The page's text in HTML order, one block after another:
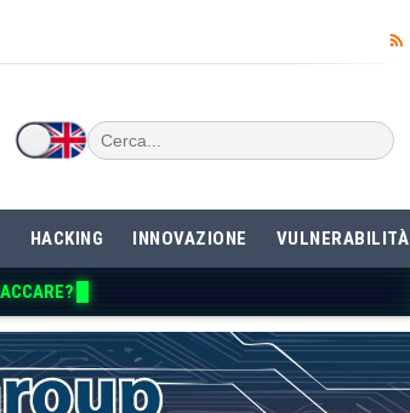
HACKING INNOVAZIONE VULNERABILITÀ